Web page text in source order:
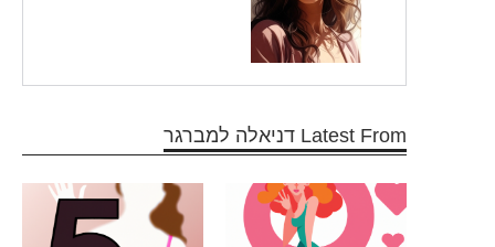
Latest From דניאלה למברגר